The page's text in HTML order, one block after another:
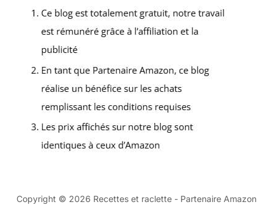
Copyright © 2026 Recettes et raclette - Partenaire Amazon